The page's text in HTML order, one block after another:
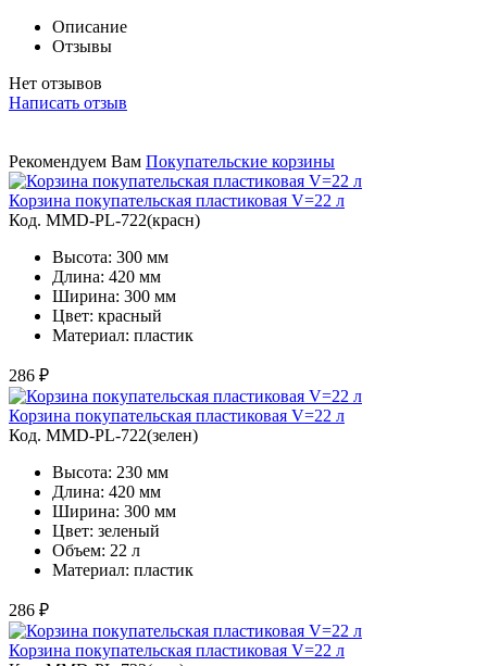
Описание
Отзывы
Нет отзывов
Написать отзыв
Рекомендуем Вам Покупательские корзины
Корзина покупательская пластиковая V=22 л
Код. MMD-PL-722(красн)
Высота: 300 мм
Длина: 420 мм
Ширина: 300 мм
Цвет: красный
Материал: пластик
286 ₽
Корзина покупательская пластиковая V=22 л
Код. MMD-PL-722(зелен)
Высота: 230 мм
Длина: 420 мм
Ширина: 300 мм
Цвет: зеленый
Объем: 22 л
Материал: пластик
286 ₽
Корзина покупательская пластиковая V=22 л